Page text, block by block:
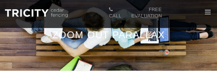
CALL
FREE
EVALUATION
ZOOM OUT PARALLAX